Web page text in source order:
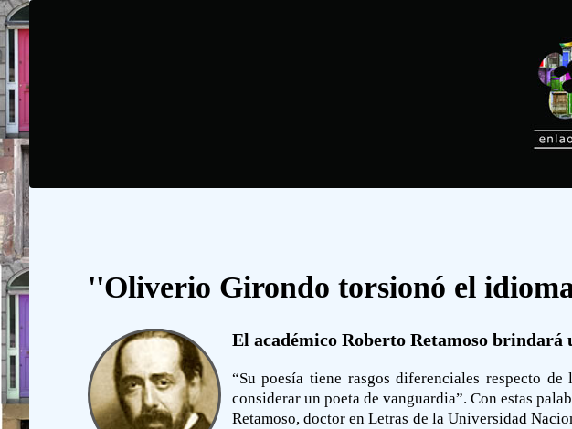
''Oliverio Girondo torsionó el
El académico Roberto Retamoso
“Su poesía tiene rasgos diferenciales respecto
considerar un poeta de vanguardia”. Con estas
Retamoso, doctor en Letras de la Universidad